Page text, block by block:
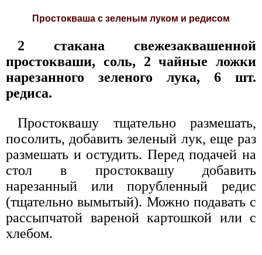
Простокваша с зеленым луком и редисом
2 стакана свежезаквашенной
простокваши, соль, 2 чайные ложки
нарезанного зеленого лука, 6 шт.
редиса.
Простоквашу тщательно размешать,
посолить, добавить зеленый лук, еще раз
размешать и остудить. Перед подачей на
стол в простоквашу добавить
нарезанный или порубленный редис
(тщательно вымытый). Можно подавать с
рассыпчатой вареной картошкой или с
хлебом.